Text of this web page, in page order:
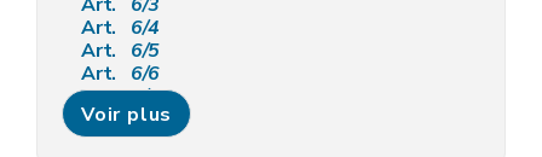
Art.
6/4
Art.
6/5
Art.
6/6
Art.6/7
Art. 6/8
Art. 7
Voir plus